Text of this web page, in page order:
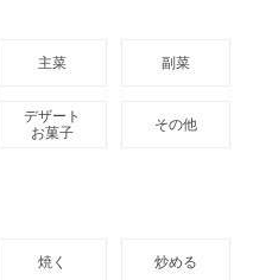
主菜 副菜
デザート
お菓子
その他
焼く 炒める